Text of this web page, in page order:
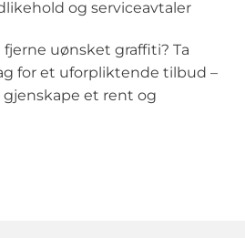
og serviceavtaler
uønsket graffiti? Ta
for et uforpliktende tilbud –
et rent og